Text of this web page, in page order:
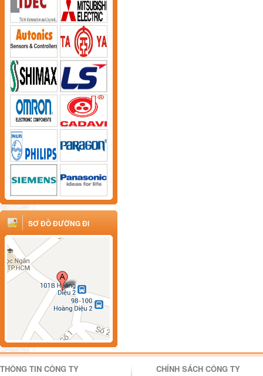
SƠ ĐỒ ĐƯỜNG ĐI
THÔNG TIN CÔNG TY CHÍNH SÁCH CÔNG TY